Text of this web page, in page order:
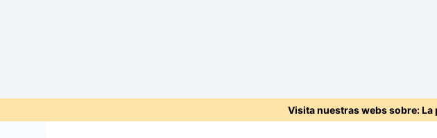
Visita nuestras webs sobre:La